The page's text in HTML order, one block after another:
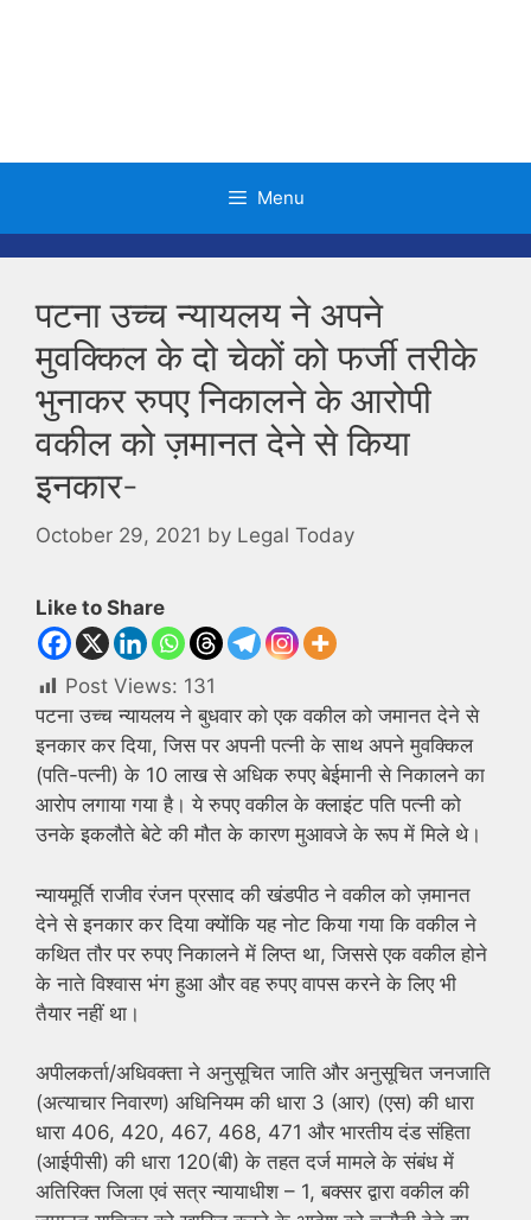
Menu
पटना उच्च न्यायलय ने अपने
मुवक्किल के दो चेकों को फर्जी तरीके
भुनाकर रुपए निकालने के आरोपी
वकील को ज़मानत देने से किया
इनकार-
October 29, 2021 by Legal Today
Like to Share
Post Views: 131
पटना उच्च न्यायलय ने बुधवार को एक वकील को जमानत देने से
इनकार कर दिया, जिस पर अपनी पत्नी के साथ अपने मुवक्किल
(पति-पत्नी) के 10 लाख से अधिक रुपए बेईमानी से निकालने का
आरोप लगाया गया है। ये रुपए वकील के क्लाइंट पति पत्नी को
उनके इकलौते बेटे की मौत के कारण मुआवजे के रूप में मिले थे।
न्यायमूर्ति राजीव रंजन प्रसाद की खंडपीठ ने वकील को ज़मानत
देने से इनकार कर दिया क्योंकि यह नोट किया गया कि वकील ने
कथित तौर पर रुपए निकालने में लिप्त था, जिससे एक वकील होने
के नाते विश्वास भंग हुआ और वह रुपए वापस करने के लिए भी
तैयार नहीं था।
अपीलकर्ता/अधिवक्ता ने अनुसूचित जाति और अनुसूचित जनजाति
(अत्याचार निवारण) अधिनियम की धारा 3 (आर) (एस) की धारा
धारा 406, 420, 467, 468, 471 और भारतीय दंड संहिता
(आईपीसी) की धारा 120(बी) के तहत दर्ज मामले के संबंध में
अतिरिक्त जिला एवं सत्र न्यायाधीश – 1, बक्सर द्वारा वकील की